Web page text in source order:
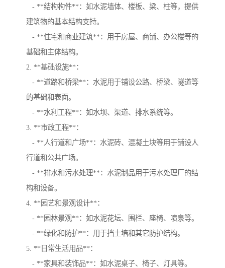
- **结构构件**：如水泥墙体、楼板、梁、柱等，提供
建筑物的基本结构支持。
- **住宅和商业建筑**：用于房屋、商铺、办公楼等的
基础和主体结构。
2. **基础设施**：
- **道路和桥梁**：水泥用于铺设公路、桥梁、隧道等
的基础和表面。
- **水利工程**：如水坝、渠道、排水系统等。
3. **市政工程**：
- **人行道和广场**：水泥砖、混凝土块等用于铺设人
行道和公共广场。
- **排水和污水处理**：水泥制品用于污水处理厂的结
构和设备。
4. **园艺和景观设计**：
- **园林景观**：如水泥花坛、围栏、座椅、喷泉等。
- **绿化和防护**：用于挡土墙和其它防护结构。
5. **日常生活用品**：
- **家具和装饰品**：如水泥桌子、椅子、灯具等。